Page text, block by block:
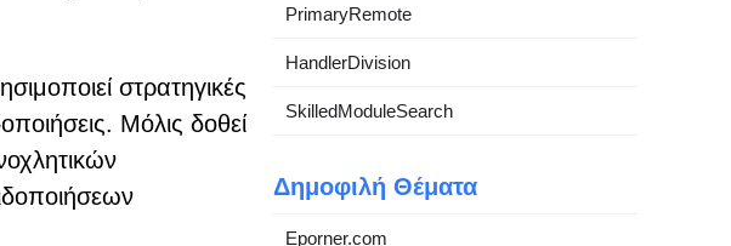
στρατηγικές
Μόλις δοθεί
PrimaryRemote
HandlerDivision
SkilledModuleSearch
Δημοφιλή Θέματα
Eporner.com